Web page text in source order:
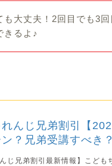
大丈夫！2回目でも3
きるよ♪
んじ兄弟割引【
？兄弟受講すべき？
じ兄弟割引最新情報】こども